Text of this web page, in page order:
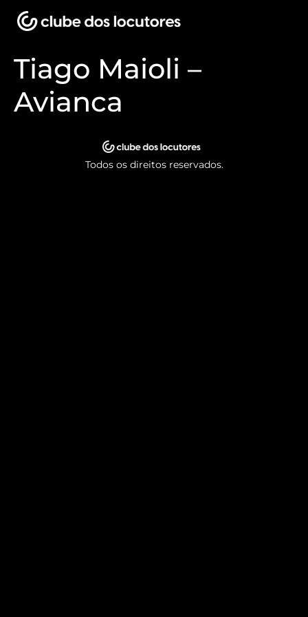
Tiago Maioli –
Avianca
Todos os direitos reservados.